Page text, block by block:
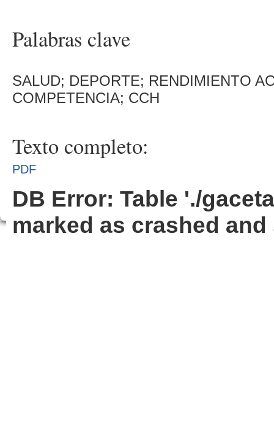
Palabras clave
SALUD; DEPORTE; RENDIMIENTO
COMPETENCIA; CCH
Texto completo:
PDF
DB Error: Table './
marked as crashed